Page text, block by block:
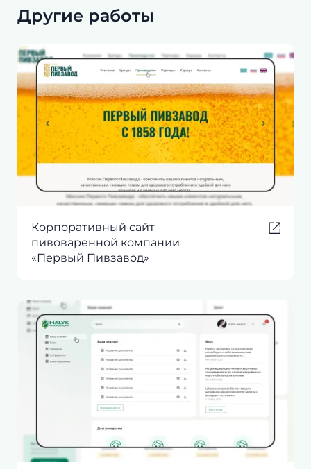
Другие работы
Корпоративный сайт
пивоваренной компании
«Первый Пивзавод»